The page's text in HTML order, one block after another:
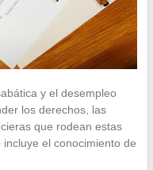
y el desempleo
los derechos, las
que rodean estas
el conocimiento de